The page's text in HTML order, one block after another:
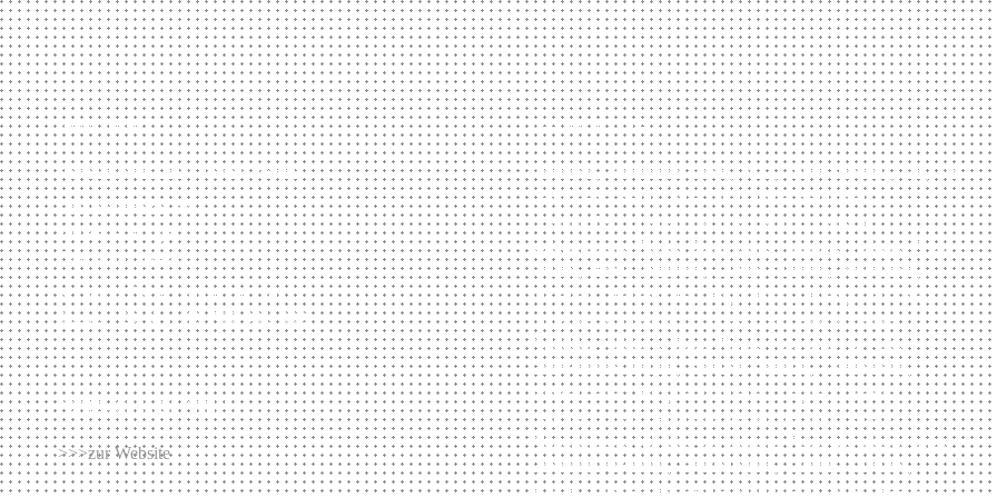
IMPRESSUM
verantwortlich: Tomas Kurth
Schwabstraße 80
70193 Stuttgart
fon 0711 639022
artwork (at) tomkurth.com
Steuer ID Nr. 42 765 901 082
PORTEMONNAIE D´ARTISTE
>>>zur Website
REFENRENZLISTE
Porsche, Mercedes Benz, AEG, Dürr Dental, Bay Wa
Genossenschaft, Stardust International,
Fraunhofer, Caleidoscope, Roto Frank AG,
Volkswagen, Fiat, Bongrain, Hudson, Holys, Fred
Frith, Tomi Ungerer, Simon Pierro, Kaufland,
Alcatel, Telenorma, Hugo Boss, Evang. Kirche,
Diozöse Rottenburg, Bree, Endress & Hauser,
Phillip Müller, SuperFond, Man und Hummel,
Sparkassenverlag, Dorint Hotels, Lufthansa,
Künzelsauer Burgfestspiele, Jaguar, Nexus,
Lancia, Opel, Allianz Versicherung, Stadt
Plochingen, Württembergische Feuerversicherung,
Landesgirokasse, Breuninger, Gustav Eirich,
BOSCH, Junges Ensemble Stuttgart, SUN, Baader,